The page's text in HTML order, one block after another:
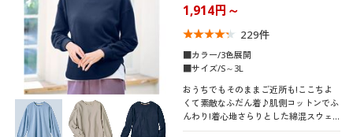
1,914円～
229件
■カラー/3色展開
■サイズ/S～3L
おうちでもそのままご近所も!ここちよ
くて素敵なふだん着♪肌側コットンでふ
んわり!着心地さらりとした綿混スウェ
ット!